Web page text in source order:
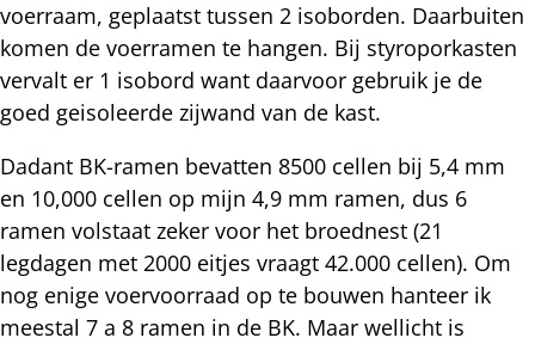
voerraam, geplaatst tussen 2 isoborden. Daarbuiten
komen de voerramen te hangen. Bij styroporkasten
vervalt er 1 isobord want daarvoor gebruik je de
goed geisoleerde zijwand van de kast.
Dadant BK-ramen bevatten 8500 cellen bij 5,4 mm
en 10,000 cellen op mijn 4,9 mm ramen, dus 6
ramen volstaat zeker voor het broednest (21
legdagen met 2000 eitjes vraagt 42.000 cellen). Om
nog enige voervoorraad op te bouwen hanteer ik
meestal 7 a 8 ramen in de BK. Maar wellicht is